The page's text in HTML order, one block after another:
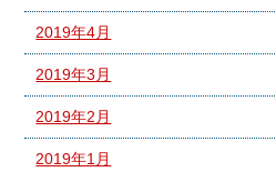
2019年4月
2019年3月
2019年2月
2019年1月